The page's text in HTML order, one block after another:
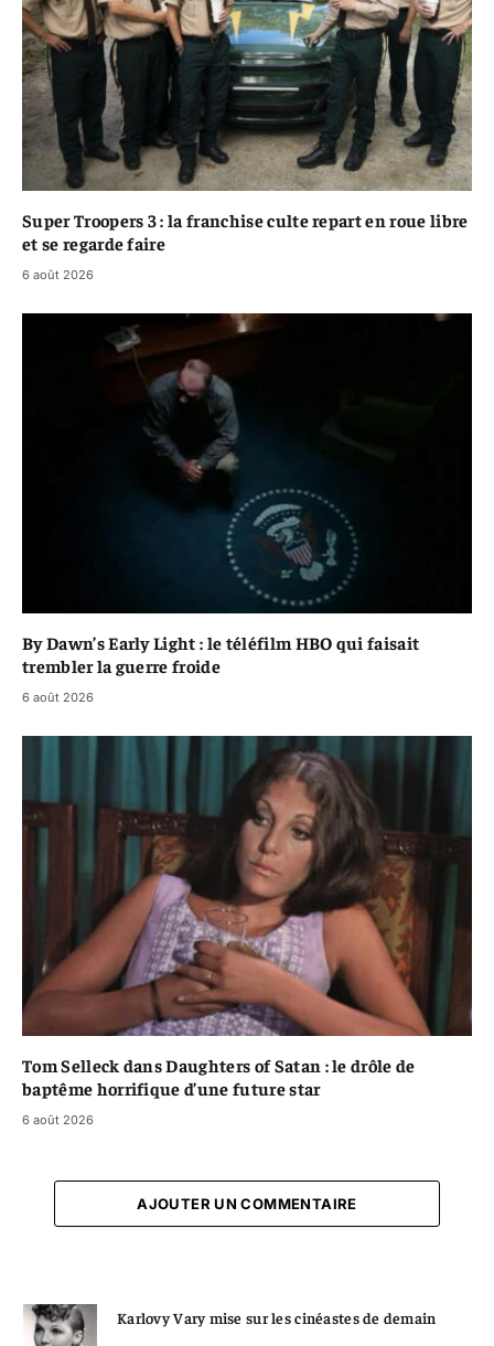
Super Troopers 3 : la franchise culte repart en roue libre
et se regarde faire
6 août 2026
By Dawn’s Early Light : le téléfilm HBO qui faisait
trembler la guerre froide
6 août 2026
Tom Selleck dans Daughters of Satan : le drôle de
baptême horrifique d’une future star
6 août 2026
AJOUTER UN COMMENTAIRE
Karlovy Vary mise sur les cinéastes de demain